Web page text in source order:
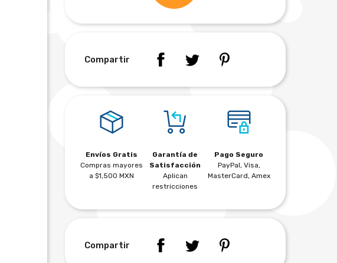
Compartir
Envíos Gratis
Compras mayores
a $1,500 MXN
Garantía de
Satisfacción
Aplican
restricciones
Pago Seguro
PayPal, Visa,
MasterCard, Amex
Compartir